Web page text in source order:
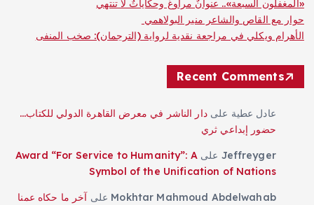
«المغفلون السبعة».. عنوانٌ مراوغ وحكاياتٌ لا تنتهي
حوار مع القاص والشاعر منير البولاهمي
الأهرام ويكلي في مراجعة نقدية لرواية (الترجمان): صخب المنفى
Recent Comments
عادل عطية علىدار الناشر في معرض القاهرة الدولي للكتاب…
حضور إبداعي ثري
Jeffreyger علىAward “For Service to Humanity”: A
Symbol of the Unification of Nations
Mokhtar Mahmoud Abdelwahab على آخر ما حكاه عمنا